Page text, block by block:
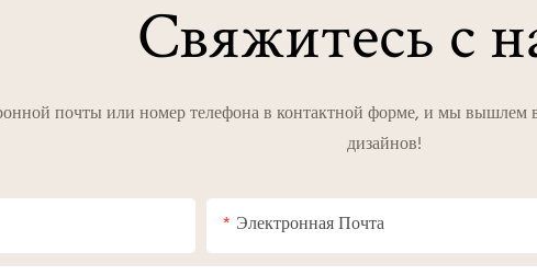
Свяжитесь с
почты или номер телефона в контактной форме, и мы
дизайнов!
Электронная Почта